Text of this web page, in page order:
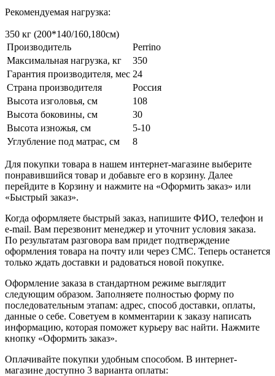
Рекомендуемая нагрузка:
350 кг (200*140/160,180см)
Производитель
Perrino
Максимальная нагрузка, кг
350
Гарантия производителя, мес 24
Страна производителя
Россия
Высота изголовья, см
108
Высота боковины, см
30
Высота изножья, см
5-10
Углубление под матрас, см
8
Для покупки товара в нашем интернет-магазине выберите
понравившийся товар и добавьте его в корзину. Далее
перейдите в Корзину и нажмите на «Оформить заказ» или
«Быстрый заказ».
Когда оформляете быстрый заказ, напишите ФИО, телефон и
e-mail. Вам перезвонит менеджер и уточнит условия заказа.
По результатам разговора вам придет подтверждение
оформления товара на почту или через СМС. Теперь останется
только ждать доставки и радоваться новой покупке.
Оформление заказа в стандартном режиме выглядит
следующим образом. Заполняете полностью форму по
последовательным этапам: адрес, способ доставки, оплаты,
данные о себе. Советуем в комментарии к заказу написать
информацию, которая поможет курьеру вас найти. Нажмите
кнопку «Оформить заказ».
Оплачивайте покупки удобным способом. В интернет-
магазине доступно 3 варианта оплаты: